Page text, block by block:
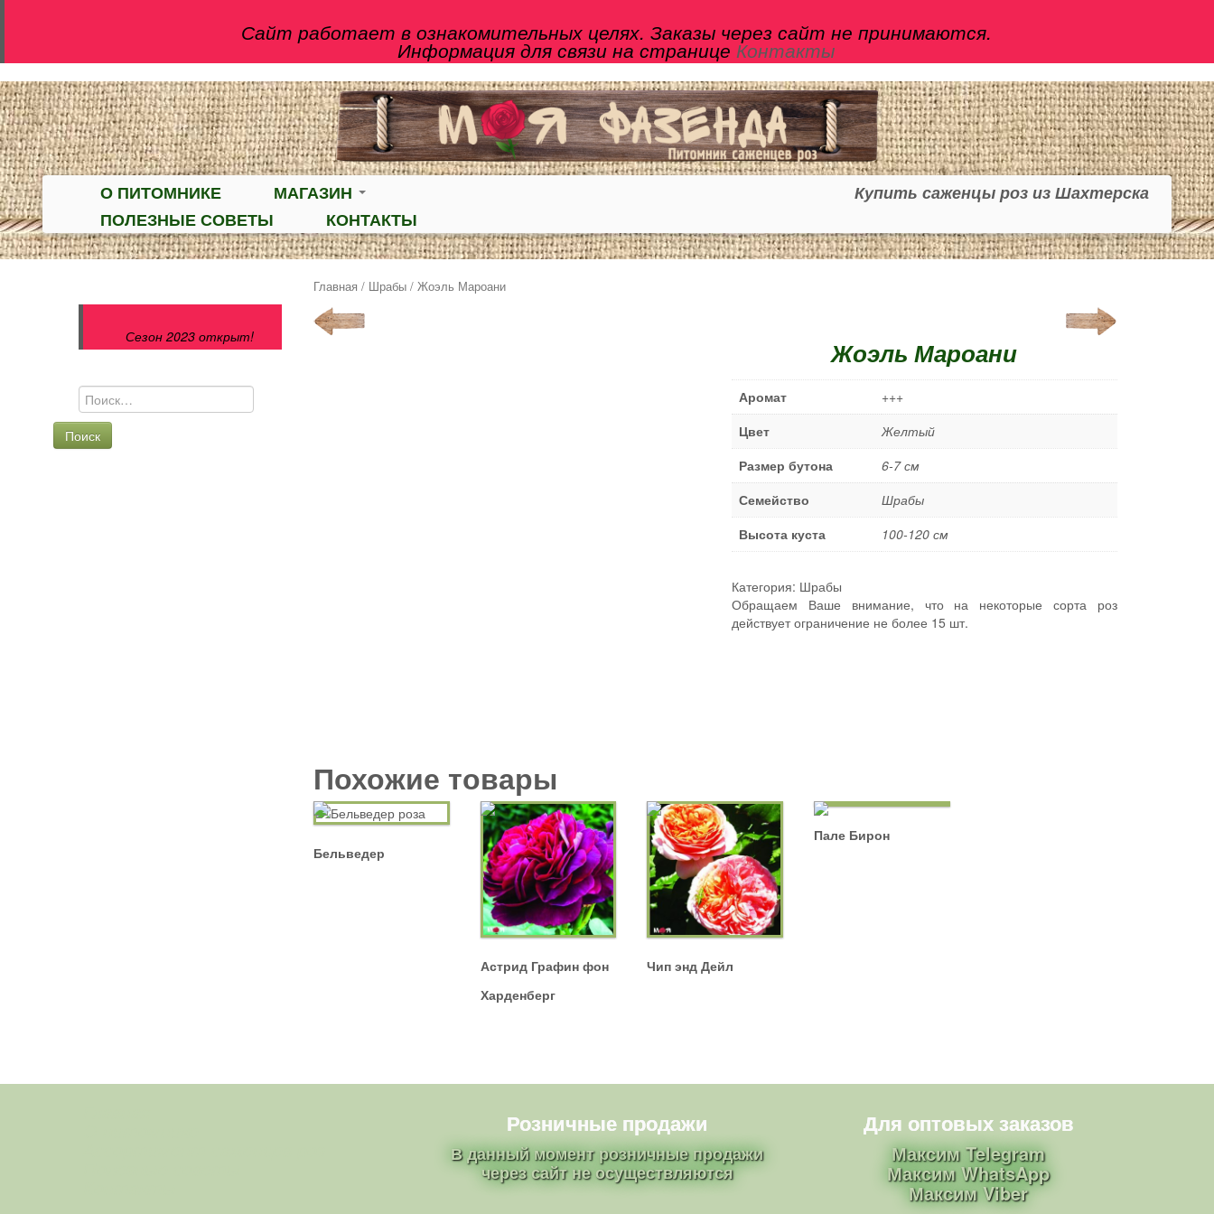
Сайт работает в ознакомительных целях. Заказы через сайт не принимаются.
Информация для связи на странице Контакты
Купить саженцы роз из Шахтерска
О ПИТОМНИКЕ
МАГАЗИН
ПОЛЕЗНЫЕ СОВЕТЫ
КОНТАКТЫ
Сезон 2023 открыт!
Главная / Шрабы / Жоэль Мароани
Жоэль Мароани
Аромат
+++
Цвет
Желтый
Размер бутона
6-7 см
Семейство
Шрабы
Высота куста
100-120 см
Категория: Шрабы
Обращаем Ваше внимание, что на некоторые сорта роз
действует ограничение не более 15 шт.
Похожие товары
Бельведер
Астрид Графин фон
Харденберг
Чип энд Дейл
Пале Бирон
Розничные продажи
В данный момент розничные продажи
через сайт не осуществляются
Для оптовых заказов
Максим Telegram
Максим WhatsApp
Максим Viber